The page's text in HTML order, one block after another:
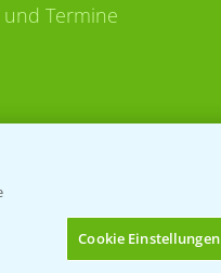
Termine
Cookie Einstellungen